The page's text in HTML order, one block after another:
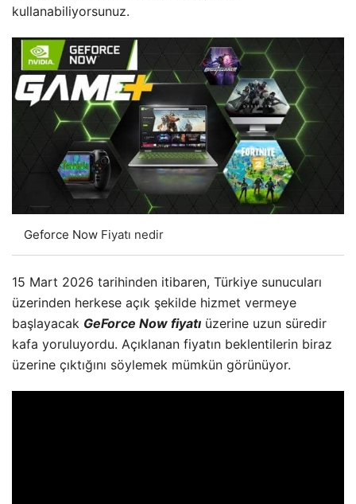
kullanabiliyorsunuz.
Geforce Now Fiyatı nedir
15 Mart 2026 tarihinden itibaren, Türkiye sunucuları
üzerinden herkese açık şekilde hizmet vermeye
başlayacak GeForce Now fiyatı üzerine uzun süredir
kafa yoruluyordu. Açıklanan fiyatın beklentilerin biraz
üzerine çıktığını söylemek mümkün görünüyor.